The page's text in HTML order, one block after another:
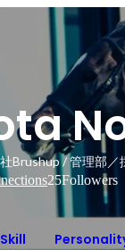
Brushup / 管理部／
25Followers
Skill